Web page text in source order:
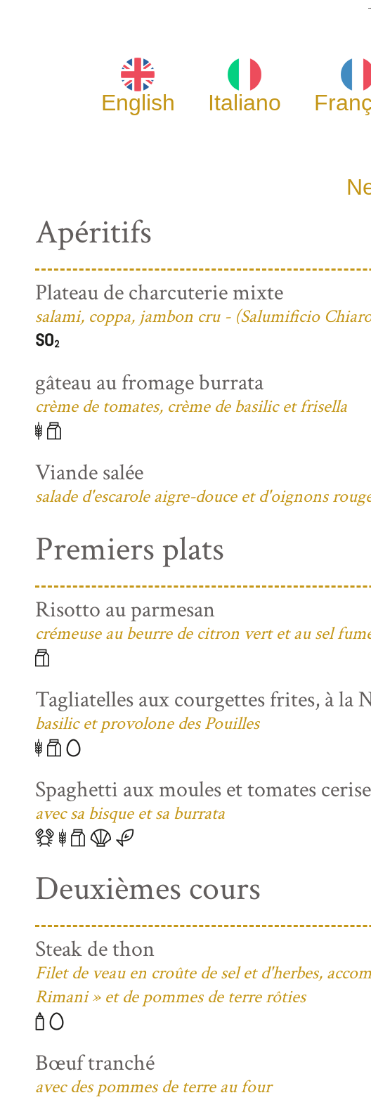
English Italiano
Apéritifs
Plateau de charcuterie mixte
salami, coppa, jambon cru - (Salumificio
gâteau au fromage burrata
crème de tomates, crème de basilic et frisella
Viande salée
salade d'escarole aigre-douce et d'oignons
Premiers plats
Risotto au parmesan
crémeuse au beurre de citron vert et au sel
Tagliatelles aux courgettes frites, à la
basilic et provolone des Pouilles
Spaghetti aux moules et tomates
avec sa bisque et sa burrata
Deuxièmes cours
Steak de thon
Filet de veau en croûte de sel et d'herbes,
Rimani » et de pommes de terre rôties
Bœuf tranché
avec des pommes de terre au four